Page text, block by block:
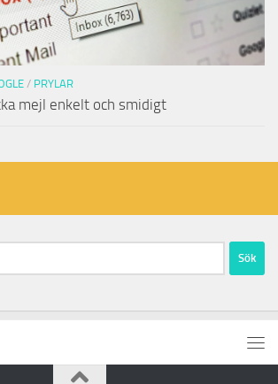
/ PRYLAR
mejl enkelt och smidigt